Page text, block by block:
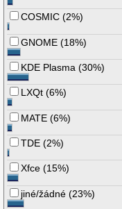
COSMIC (2%)
GNOME (18%)
KDE Plasma (30%)
LXQt (6%)
MATE (6%)
TDE (2%)
Xfce (15%)
jiné/žádné (23%)